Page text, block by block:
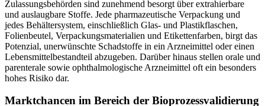
Zulassungsbehörden sind zunehmend besorgt über extrahierbare
und auslaugbare Stoffe. Jede pharmazeutische Verpackung und
jedes Behältersystem, einschließlich Glas- und Plastikflaschen,
Folienbeutel, Verpackungsmaterialien und Etikettenfarben, birgt das
Potenzial, unerwünschte Schadstoffe in ein Arzneimittel oder einen
Lebensmittelbestandteil abzugeben. Darüber hinaus stellen orale und
parenterale sowie ophthalmologische Arzneimittel oft ein besonders
hohes Risiko dar.
Marktchancen im Bereich der Bioprozessvalidierung